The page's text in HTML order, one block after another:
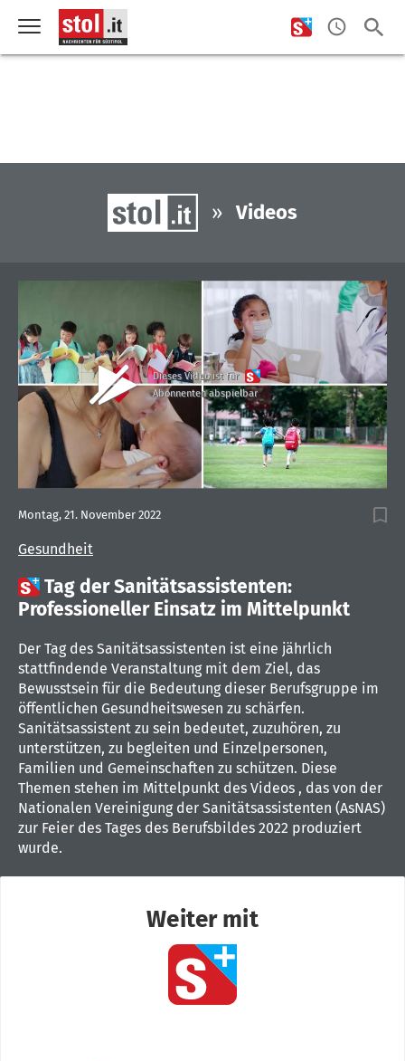
» Videos
Dieses Video ist für
Abonnenten abspielbar
Gesundheit
Montag, 21. November 2022
Tag der Sanitätsassistenten:
Professioneller Einsatz im Mittelpunkt
Der Tag des Sanitätsassistenten ist eine jährlich
stattfindende Veranstaltung mit dem Ziel, das
Bewusstsein für die Bedeutung dieser Berufsgruppe im
öffentlichen Gesundheitswesen zu schärfen.
Sanitätsassistent zu sein bedeutet, zuzuhören, zu
unterstützen, zu begleiten und Einzelpersonen,
Familien und Gemeinschaften zu schützen. Diese
Themen stehen im Mittelpunkt des Videos , das von der
Nationalen Vereinigung der Sanitätsassistenten (AsNAS)
zur Feier des Tages des Berufsbildes 2022 produziert
wurde.